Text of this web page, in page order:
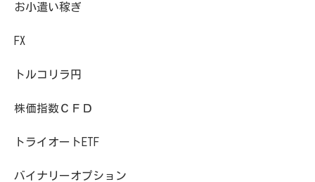
お小遣い稼ぎ
FX
トルコリラ円
株価指数ＣＦＤ
トライオートETF
バイナリーオプション